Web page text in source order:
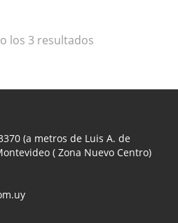
los 3 resultados
a
(a metros de Luis A. de
( Zona Nuevo Centro)